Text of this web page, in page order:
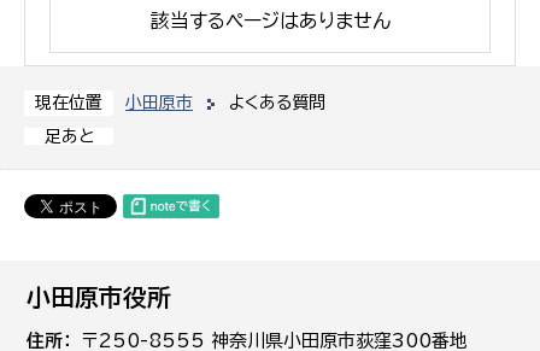
現在位置 小田原市
よくある質問
足あと
該当するページはありません
小田原市役所
住所
〒250-8555 神奈川県小田原市荻窪300番地